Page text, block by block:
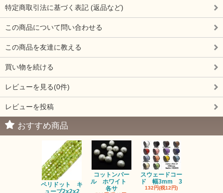
特定商取引法に基づく表記 (返品など)
この商品について問い合わせる
この商品を友達に教える
買い物を続ける
レビューを見る(0件)
レビューを投稿
おすすめ商品
ペリドット キ
ューブ2x2x2
コットンパー
ル ホワイト
各サ
スウェードコー
ド 幅3mm 3
132円(税12円)